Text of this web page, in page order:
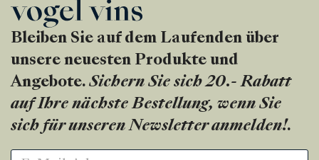
Bleiben Sie auf dem Laufenden über
unsere neuesten Produkte und
Angebote. Sichern Sie sich 20.- Rabatt
auf Ihre nächste Bestellung, wenn Sie
sich für unseren Newsletter anmelden!.